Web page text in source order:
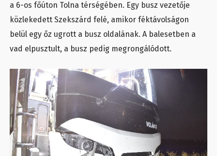
a 6-os főúton Tolna térségében. Egy busz vezetője
közlekedett Szekszárd felé, amikor féktávolságon
belül egy őz ugrott a busz oldalának. A balesetben a
vad elpusztult, a busz pedig megrongálódott.